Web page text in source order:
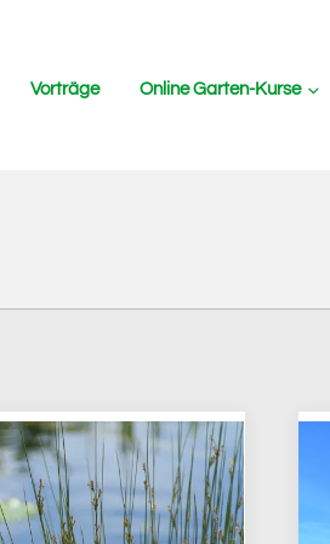
Vorträge Online Garten-Kurse